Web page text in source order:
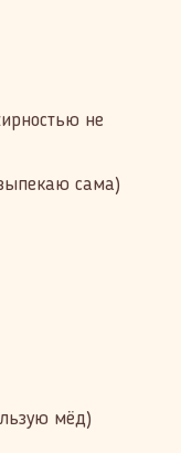
не
сама)
мёд)